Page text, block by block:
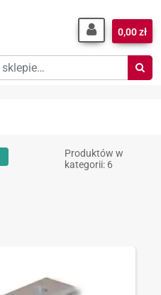
0,00 zł
Produktów w
kategorii: 6